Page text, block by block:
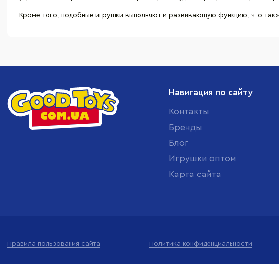
Кроме того, подобные игрушки выполняют и развивающую функцию, что
Навигация по сайту
Контакты
Бренды
Блог
Игрушки оптом
Карта сайта
Правила пользования сайта Политика конфиденциальности